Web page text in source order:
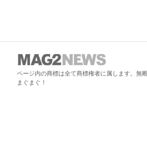
ページ内の商標は全て商標権者に属します。無
まぐまぐ！